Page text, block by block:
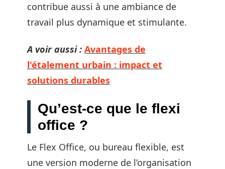
contribue aussi à une ambiance de
travail plus dynamique et stimulante.
A voir aussi : Avantages de
l'étalement urbain : impact et
solutions durables
Qu’est-ce que le flexi
office ?
Le Flex Office, ou bureau flexible, est
une version moderne de l’organisation